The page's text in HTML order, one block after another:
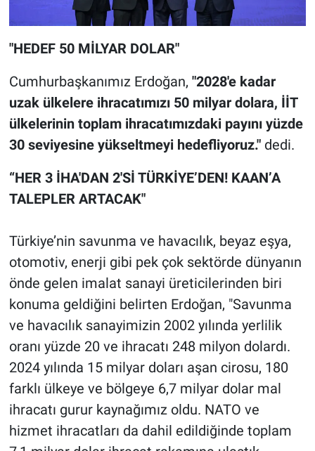
"HEDEF 50 MİLYAR DOLAR"
Cumhurbaşkanımız Erdoğan, "2028'e kadar
uzak ülkelere ihracatımızı 50 milyar dolara, İİT
ülkelerinin toplam ihracatımızdaki payını yüzde
30 seviyesine yükseltmeyi hedefliyoruz."dedi.
“HER 3 İHA'DAN 2'Sİ TÜRKİYE’DEN! KAAN’A
TALEPLER ARTACAK"
Türkiye’nin savunma ve havacılık, beyaz eşya,
otomotiv, enerji gibi pek çok sektörde dünyanın
önde gelen imalat sanayi üreticilerinden biri
konuma geldiğini belirten Erdoğan, "Savunma
ve havacılık sanayimizin 2002 yılında yerlilik
oranı yüzde 20 ve ihracatı 248 milyon dolardı.
2024 yılında 15 milyar doları aşan cirosu, 180
farklı ülkeye ve bölgeye 6,7 milyar dolar mal
ihracatı gurur kaynağımız oldu. NATO ve
hizmet ihracatları da dahil edildiğinde toplam